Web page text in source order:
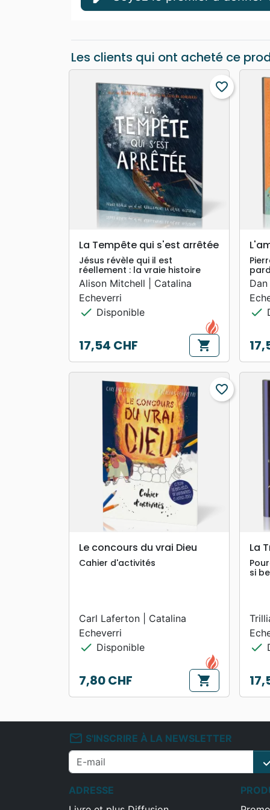
Les clients qui ont acheté ce
search APERÇU RAPIDE
favorite_border
La Tempête qui s'est arrêtée
Jésus révèle qui il est
réellement : la vraie histoire
Alison Mitchell | Catalina
Echeverri
check Disponible
Prix
17,54 CHF shopping_cart
check
Prix
search APERÇU RAPIDE
favorite_border
Le concours du vrai Dieu
Cahier d'activités
Carl Laferton | Catalina
Echeverri
check Disponible
Prix
7,80 CHF shopping_cart
La
si
check
Prix
mail_outline S'INSCRIRE À LA NEWSLETTER
ADRESSE